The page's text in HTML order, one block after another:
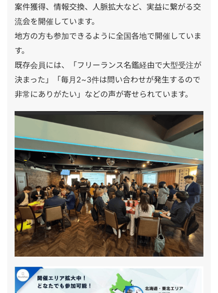
案件獲得、情報交換、人脈拡大など、実益に繋がる交
流会を開催しています。
地方の方も参加できるように全国各地で開催していま
す。
既存会員には、「フリーランス名鑑経由で大型受注が
決まった」「毎月2~3件は問い合わせが発生するので
非常にありがたい」などの声が寄せられています。